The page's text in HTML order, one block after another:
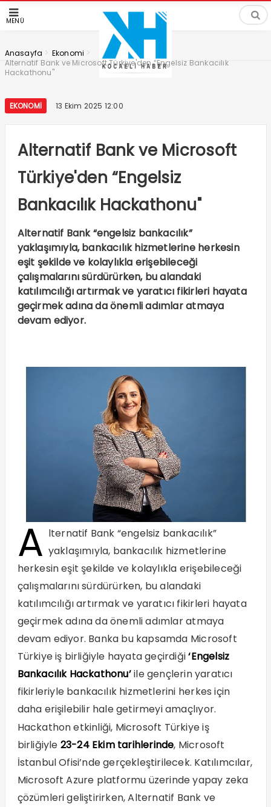
MENÜ
Anasayfa > Ekonomi >
Alternatif Bank ve Microsoft Türkiye'den “Engelsiz Bankacılık
Hackathonu"
EKONOMI 13 Ekim 2025 12:00
Alternatif Bank ve Microsoft
Türkiye'den “Engelsiz
Bankacılık Hackathonu"
Alternatif Bank “engelsiz bankacılık”
yaklaşımıyla, bankacılık hizmetlerine herkesin
eşit şekilde ve kolaylıkla erişebileceği
çalışmalarını sürdürürken, bu alandaki
katılımcılığı artırmak ve yaratıcı fikirleri hayata
geçirmek adına da önemli adımlar atmaya
devam ediyor.
A lternatif Bank “engelsiz bankacılık”
yaklaşımıyla, bankacılık hizmetlerine
herkesin eşit şekilde ve kolaylıkla erişebileceği
çalışmalarını sürdürürken, bu alandaki
katılımcılığı artırmak ve yaratıcı fikirleri hayata
geçirmek adına da önemli adımlar atmaya
devam ediyor. Banka bu kapsamda Microsoft
Türkiye iş birliğiyle hayata geçirdiği‘Engelsiz
Bankacılık Hackathonu’ile gençlerin yaratıcı
fikirleriyle bankacılık hizmetlerini herkes için
daha erişilebilir hale getirmeyi amaçlıyor.
Hackathon etkinliği, Microsoft Türkiye iş
birliğiyle 23-24 Ekim tarihlerinde, Microsoft
İstanbul Ofisi’nde gerçekleştirilecek. Katılımcılar,
Microsoft Azure platformu üzerinde yapay zeka
çözümleri geliştirirken, Alternatif Bank ve